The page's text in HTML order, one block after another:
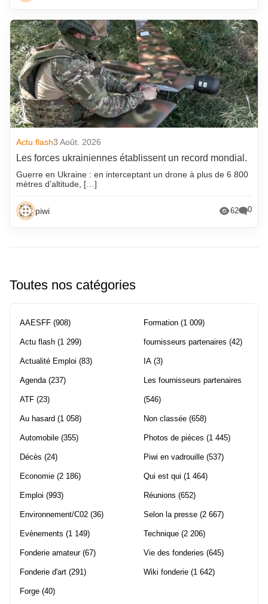
Actu flash3 Août. 2026
Les forces ukrainiennes établissent un record mondial.
Guerre en Ukraine : en interceptant un drone à plus de 6 800
mètres d’altitude, […]
piwi 62 0
Toutes nos catégories
AAESFF (908)
Actu flash (1 299)
Actualité Emploi (83)
Agenda(237)
ATF (23)
Au hasard (1 058)
Automobile (355)
Décès (24)
Economie (2 186)
Emploi (993)
Environnement/C02 (36)
Evènements (1 149)
Fonderie amateur(67)
Fonderie d'art (291)
Forge (40)
Formation (1 009)
fournisseurs partenaires (42)
IA (3)
Les fournisseurs partenaires
(546)
Non classée (658)
Photos de pièces (1 445)
Piwi en vadrouille (537)
Qui est qui (1 464)
Réunions (652)
Selon la presse (2 667)
Technique (2 206)
Vie des fonderies (645)
Wiki fonderie (1 642)